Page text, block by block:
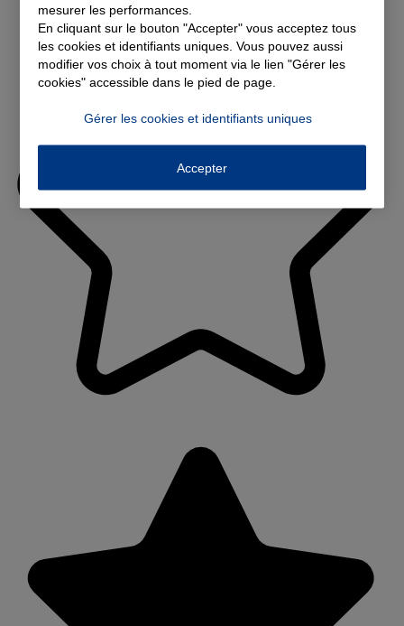
mesurer les performances.
En cliquant sur le bouton "Accepter" vous acceptez tous
les cookies et identifiants uniques. Vous pouvez aussi
modifier vos choix à tout moment via le lien "Gérer les
cookies" accessible dans le pied de page.
Gérer les cookies et identifiants uniques
Accepter